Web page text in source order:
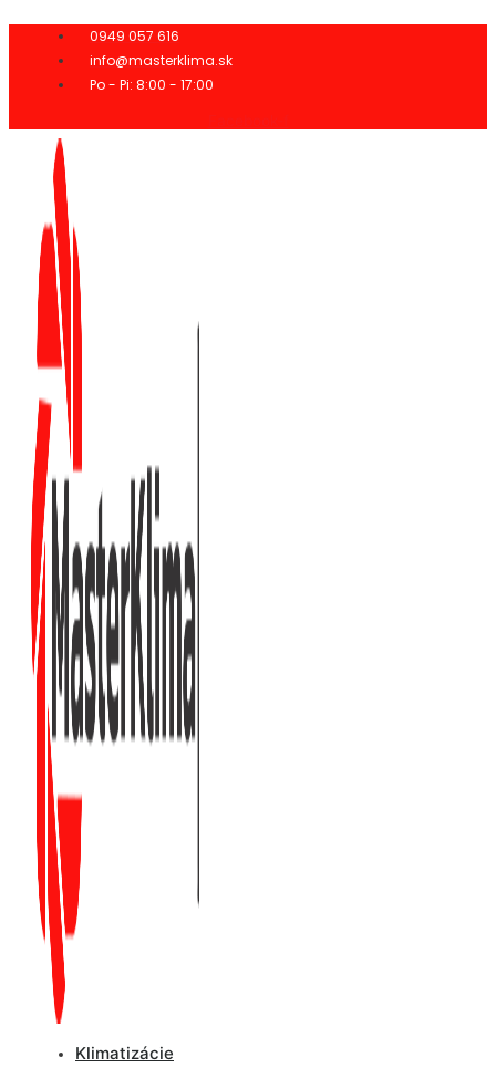
0949 057 616
info@masterklima.sk
Po - Pi: 8:00 - 17:00
Klimatizácie